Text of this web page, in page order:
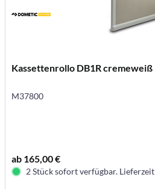
Kassettenrollo DB1R cremeweiß
M37800
ab 165,00 €
2 Stück sofort verfügbar. Lieferzeit